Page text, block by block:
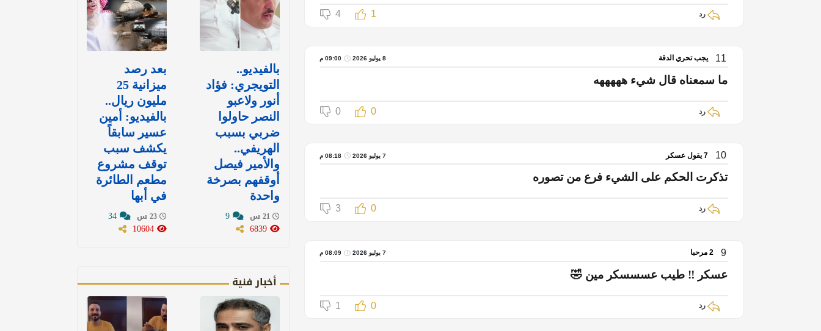
رد 1
4
11 يجب تحري الدقة 8 يوليو 2026 09:00 م
ما سمعناه قال شيء هههههه
رد 0
0
10 7 يقول عسكر 7 يوليو 2026 08:18 م
تذكرت الحكم على الشيء فرع من تصوره
رد 0
3
9 2 مرحبا 7 يوليو 2026 08:09 م
عسكر ‼️ طيب عسسسكر مين 🤣
رد 0
1
بالفيديو..
التويجري: فؤاد
أنور ولاعبو
النصر حاولوا
ضربي بسبب
الهريفي..
والأمير فيصل
أوقفهم بصرخة
واحدة
بعد رصد
ميزانية 25
مليون ريال..
بالفيديو: أمين
عسير سابقاً
يكشف سبب
توقف مشروع
مطعم الطائرة
في أبها
أخبار فنية